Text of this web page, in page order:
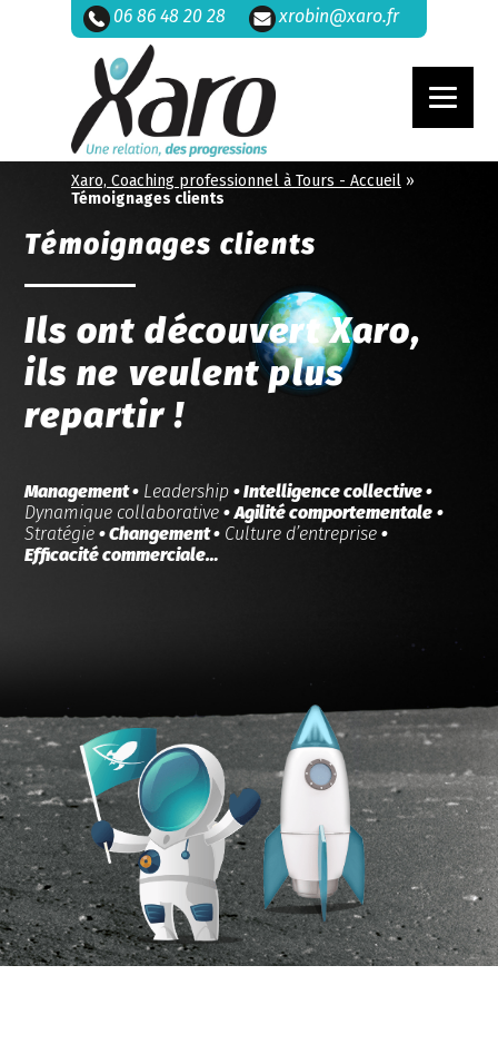
06 86 48 20 28 xrobin@xaro.fr
Xaro, Coaching professionnel à Tours - Accueil »
Témoignages clients
Témoignages clients
Ils ont découvert Xaro,
ils ne veulent plus
repartir !
Management • Leadership• Intelligence collective •
Dynamique collaborative• Agilité comportementale •
Stratégie• Changement • Culture d’entreprise•
Efficacité commerciale…